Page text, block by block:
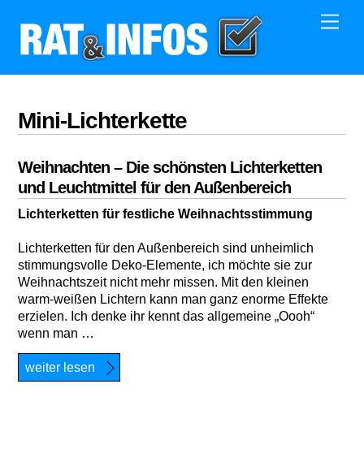
content
Mini-Lichterkette
Weihnachten – Die schönsten Lichterketten
und Leuchtmittel für den Außenbereich
Lichterketten für festliche Weihnachtsstimmung
Lichterketten für den Außenbereich sind unheimlich
stimmungsvolle Deko-Elemente, ich möchte sie zur
Weihnachtszeit nicht mehr missen. Mit den kleinen
warm-weißen Lichtern kann man ganz enorme Effekte
erzielen. Ich denke ihr kennt das allgemeine „Oooh“
wenn man …
weiter lesen